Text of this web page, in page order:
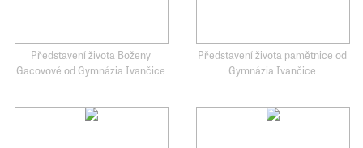
Představení života Boženy
Gacovové od Gymnázia Ivančice
Představení života pamětnice od
Gymnázia Ivančice